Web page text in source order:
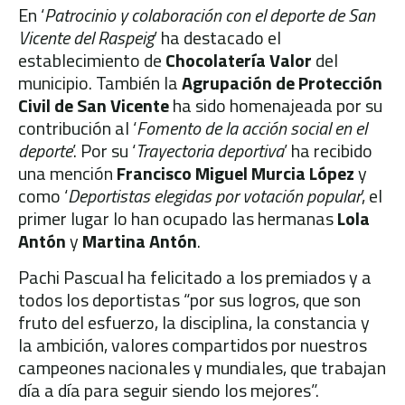
En ‘Patrocinio y colaboración con el deporte de San
Vicente del Raspeig’ ha destacado el
establecimiento deChocolatería Valordel
municipio. También laAgrupación de Protección
Civil de San Vicenteha sido homenajeada por su
contribución al ‘Fomento de la acción social en el
deporte’. Por su ‘Trayectoria deportiva’ ha recibido
una menciónFrancisco Miguel Murcia Lópezy
como ‘Deportistas elegidas por votación popular’, el
primer lugar lo han ocupado las hermanasLola
AntónyMartina Antón.
Pachi Pascual ha felicitado a los premiados y a
todos los deportistas “por sus logros, que son
fruto del esfuerzo, la disciplina, la constancia y
la ambición, valores compartidos por nuestros
campeones nacionales y mundiales, que trabajan
día a día para seguir siendo los mejores”.